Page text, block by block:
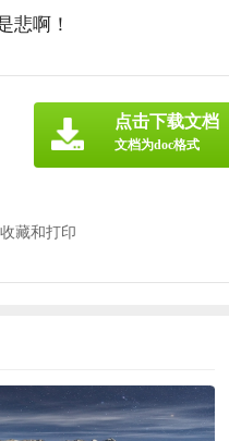
悲啊！
藏和打印
点击下载文档
文档为doc格式